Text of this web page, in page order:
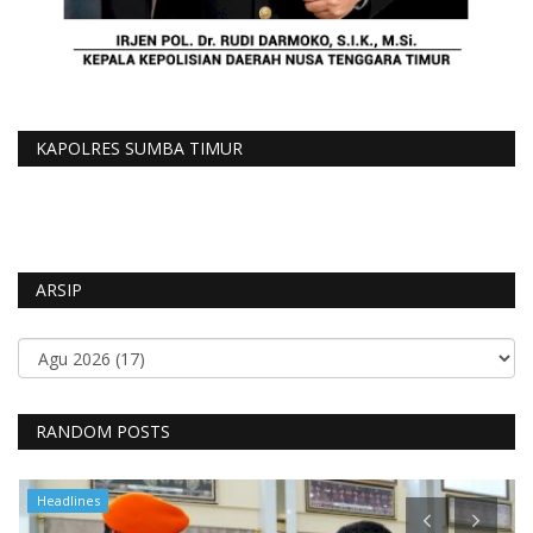
KAPOLRES SUMBA TIMUR
ARSIP
RANDOM POSTS
Headlines